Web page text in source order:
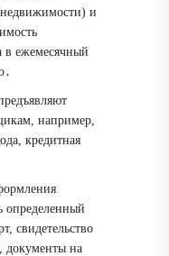
(недвижимости) и
в ежемесячный
например,
кредитная
определенный
свидетельство
документы на